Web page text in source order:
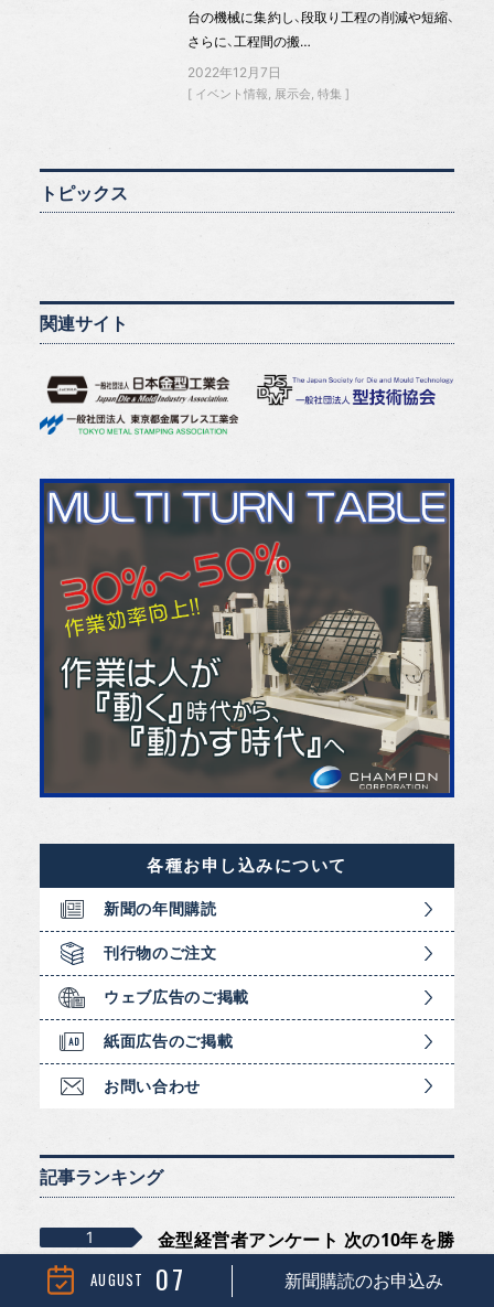
AUGUST 07 新聞購読のお申込み
台の機械に集約し、段取り工程の削減や短縮、
さらに、工程間の搬…
2022年12月7日
イベント情報 展示会 特集
トピックス
関連サイト
各種お申し込みについて
新聞の年間購読
刊行物のご注文
ウェブ広告のご掲載
紙面広告のご掲載
お問い合わせ
記事ランキング
金型経営者アンケート 次の10年を勝
ち残...
2023年02月01日